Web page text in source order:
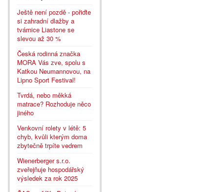
Ještě není pozdě - pořiďte
si zahradní dlažby a
tvárnice Liastone se
slevou až 30 %
Česká rodinná značka
MORA Vás zve, spolu s
Katkou Neumannovou, na
Lipno Sport Festival!
Tvrdá, nebo měkká
matrace? Rozhoduje něco
jiného
Venkovní rolety v létě: 5
chyb, kvůli kterým doma
zbytečně trpíte vedrem
Wienerberger s.r.o.
zveřejňuje hospodářský
výsledek za rok 2025